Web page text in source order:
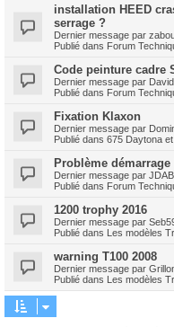
installation HEED
serrage ?
Dernier message par
Publié dans Forum
Code peinture cadre
Dernier message par
Publié dans Forum
Fixation Klaxon
Dernier message par
Publié dans 675 Daytona
Problème
Dernier message par
Publié dans Forum
1200 trophy 2016
Dernier message par
Publié dans Les modèles
warning T100 2008
Dernier message par
Publié dans Les modèles